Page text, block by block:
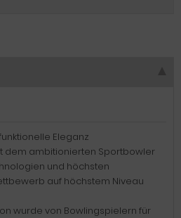
Eleganz
dem ambitionierten Sportbowler
und höchsten
auf höchstem Niveau
wurde von Bowlingspielern für